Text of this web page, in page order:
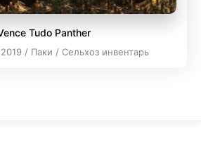
Tudo Panther
/ Паки / Сельхоз инвентарь